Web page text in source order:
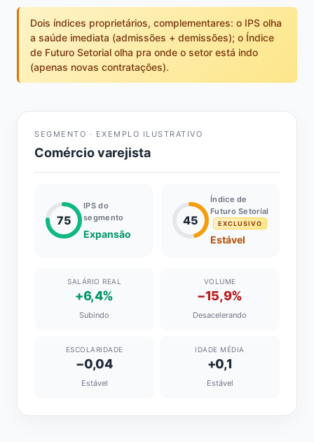
Dois índices proprietários, complementares: o IPS olha
a saúde imediata (admissões + demissões); o Índice
de Futuro Setorial olha pra onde o setor está indo
(apenas novas contratações).
SEGMENTO · EXEMPLO ILUSTRATIVO
Comércio varejista
75
IPS do
segmento
Expansão
45
Índice de
Futuro Setorial
EXCLUSIVO
Estável
SALÁRIO REAL
+6,4%
Subindo
VOLUME
−15,9%
Desacelerando
ESCOLARIDADE
−0,04
Estável
IDADE MÉDIA
+0,1
Estável